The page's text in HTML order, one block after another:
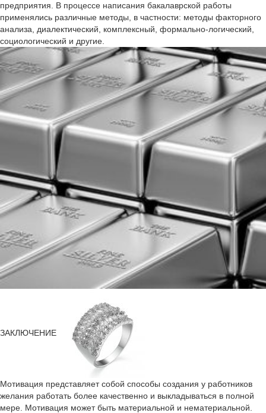
предприятия. В процессе написания бакалаврской работы
применялись различные методы, в частности: методы факторного
анализа, диалектический, комплексный, формально-логический,
социологический и другие.
ЗАКЛЮЧЕНИЕ
Мотивация представляет собой способы создания у работников
желания работать более качественно и выкладываться в полной
мере. Мотивация может быть материальной и нематериальной.